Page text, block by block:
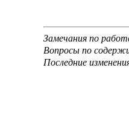
Замечания по
Вопросы по
Последние